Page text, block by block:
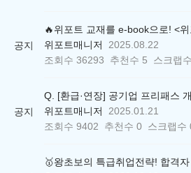
공지
위포트매니저
2025.08.22
조회수 36293 추천수 5 스크랩수
공지
위포트매니저
2025.01.21
조회수 9402 추천수 0 스크랩수